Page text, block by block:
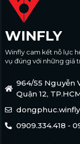
WINFLY
Winfly cam kết nỗ lực
vụ đúng với những giá
964/55 Nguyễn
Quận 12,
0909.334.418 -